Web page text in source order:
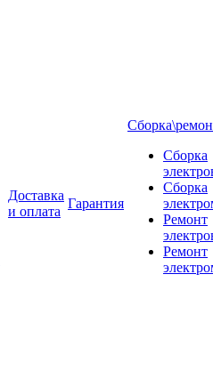
Доставка
и оплата
Гарантия
Сборка
Сборка
Ремонт
Ремонт